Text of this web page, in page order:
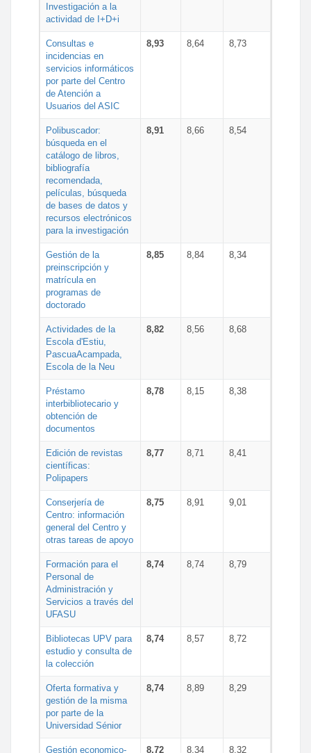
Investigación a la
actividad de I+D+i
Consultas e
incidencias en
servicios informáticos
por parte del Centro
de Atención a
Usuarios del ASIC
8,93 8,64 8,73
Polibuscador:
búsqueda en el
catálogo de libros,
bibliografía
recomendada,
películas, búsqueda
de bases de datos y
recursos electrónicos
para la investigación
8,91 8,66 8,54
Gestión de la
preinscripción y
matrícula en
programas de
doctorado
8,85 8,84 8,34
Actividades de la
Escola d'Estiu,
PascuaAcampada,
Escola de la Neu
8,82 8,56 8,68
Préstamo
interbibliotecario y
obtención de
documentos
8,78 8,15 8,38
Edición de revistas
científicas:
Polipapers
8,77 8,71 8,41
Conserjería de
Centro: información
general del Centro y
otras tareas de apoyo
8,75 8,91 9,01
Formación para el
Personal de
Administración y
Servicios a través del
UFASU
8,74 8,74 8,79
Bibliotecas UPV para
estudio y consulta de
la colección
8,74 8,57 8,72
Oferta formativa y
gestión de la misma
por parte de la
Universidad Sénior
8,74 8,89 8,29
Gestión economico- 8,72 8,34 8,32